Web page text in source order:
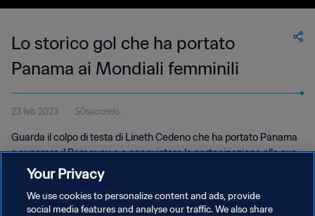
Lo storico gol che ha portato
Panama ai Mondiali femminili
23 feb 2023 50secondo
Guarda il colpo di testa di Lineth Cedeno che ha portato Panama
a superare il Paraguay e a conquistare la partecipazione alla sua
prima Coppa del Mondo femminile FIFA.
Your Privacy
We use cookies to personalize content and ads, provide
social media features and analyse our traffic. We also share